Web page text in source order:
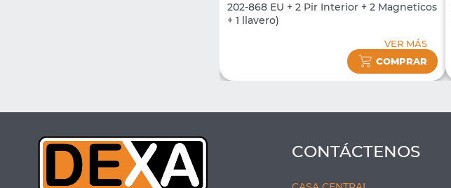
202-868 EU + 2 Pir Interior + 2 Magneticos
+ 1 llavero)
VER MÁS
COMPRAR
CONTÁCTENOS